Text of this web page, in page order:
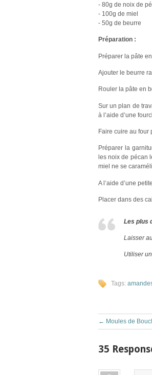
- 80g de noix de
- 100g de miel
- 50g de beurre
Préparation :
Préparer la pâte
Ajouter le beurre
Rouler la pâte en
Sur un plan de
à l’aide d’une
Faire cuire au four
Préparer la
les noix de pécan
miel ne se
A l’aide d’une
Placer dans des
Les plus
Laisser
Utiliser
Tags:
← Moules de
35